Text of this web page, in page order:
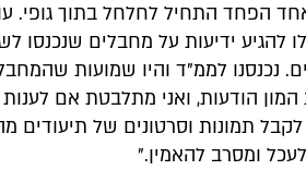
הפחד התחיל לחלחל בתוך גופי.
להגיע ידיעות על מחבלים שנכנסו
נכנסנו לממ"ד והיו שמועות
הודעות, ואני מתלבטת אם לענות
תמונות וסרטונים של תיעודים
ומסרב להאמין."